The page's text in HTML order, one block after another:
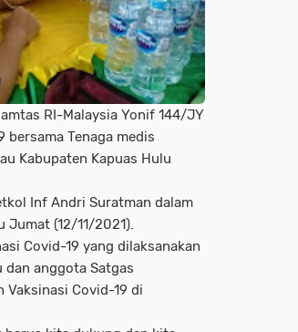
RI-Malaysia Yonif 144/JY
bersama Tenaga medis
Kabupaten Kapuas Hulu
Inf Andri Suratman dalam
(12/11/2021).
Covid-19 yang dilaksanakan
dan anggota Satgas
Vaksinasi Covid-19 di